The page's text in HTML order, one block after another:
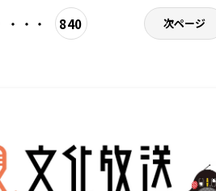
・・・ 840 次ページ